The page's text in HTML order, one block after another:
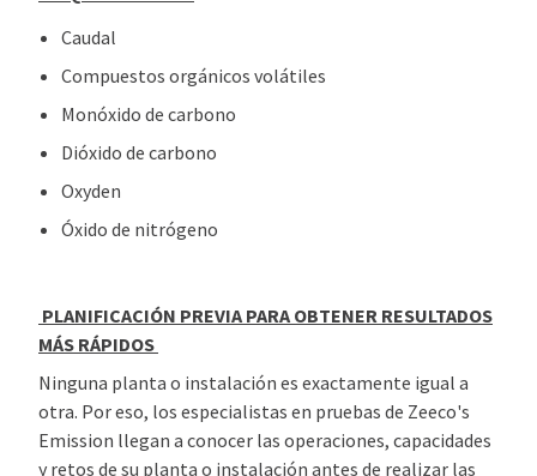
Caudal
Compuestos orgánicos volátiles
Monóxido de carbono
Dióxido de carbono
Oxyden
Óxido de nitrógeno
PLANIFICACIÓN PREVIA PARA OBTENER RESULTADOS
MÁS RÁPIDOS
Ninguna planta o instalación es exactamente igual a
otra. Por eso, los especialistas en pruebas de Zeeco's
Emission llegan a conocer las operaciones, capacidades
y retos de su planta o instalación antes de realizar las